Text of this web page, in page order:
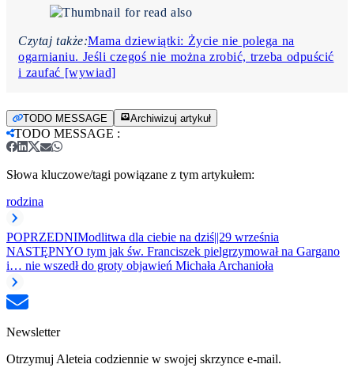
Czytaj także:Mama dziewiątki: Życie nie polega na
ogarnianiu. Jeśli czegoś nie można zrobić, trzeba odpuścić
i zaufać [wywiad]
TODO MESSAGE Archiwizuj artykuł
TODO MESSAGE :
Słowa kluczowe/tagi powiązane z tym artykułem:
rodzina
POPRZEDNIModlitwa dla ciebie na dziś||29 września
NASTĘPNYO tym jak św. Franciszek pielgrzymował na Gargano
i… nie wszedł do groty objawień Michała Archanioła
Newsletter
Otrzymuj Aleteia codziennie w swojej skrzynce e-mail.